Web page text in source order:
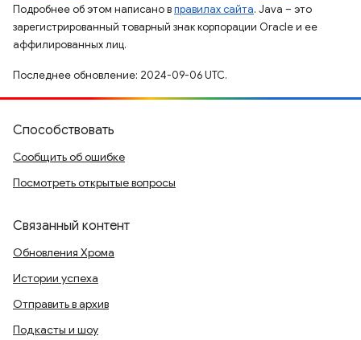
Подробнее об этом написано вправилах сайта. Java – это
зарегистрированный товарный знак корпорации Oracle и ее
аффилированных лиц.
Последнее обновление: 2024-09-06 UTC.
Способствовать
Сообщить об ошибке
Посмотреть открытые вопросы
Связанный контент
Обновления Хрома
Истории успеха
Отправить в архив
Подкасты и шоу